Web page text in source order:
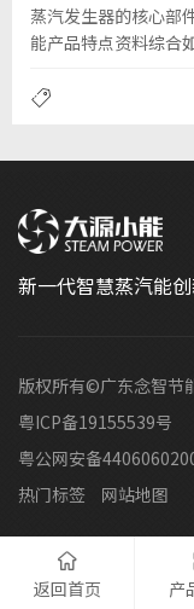
蒸汽发生器的核心部
能产品特点资料综合
新一代智慧蒸汽能
版权所有©广东念智节
粤ICP备19155539号
粤公网安备
热门标签
网站地图

返回首页 产